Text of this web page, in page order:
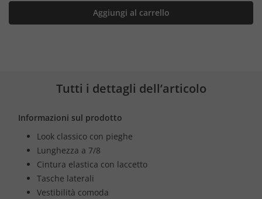
Aggiungi al carrello
Tutti i dettagli dell’articolo
Informazioni sul prodotto
Look classico con pieghe
Lunghezza a 7/8
Cintura elastica con laccetto
Tasche laterali
Vestibilità comoda